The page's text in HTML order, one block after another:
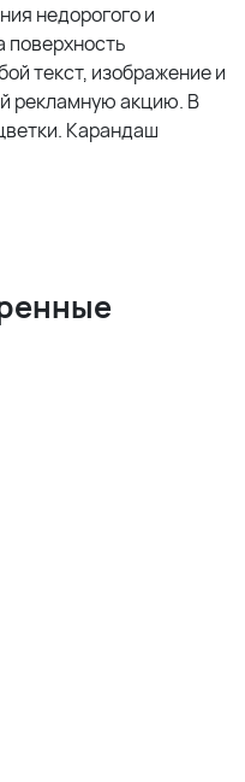
недорогого и
поверхность
текст, изображение и
рекламную акцию. В
Карандаш